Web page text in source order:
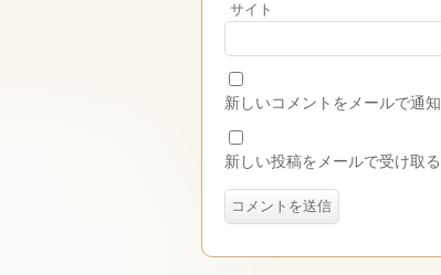
サイト
新しいコメントをメールで通知
新しい投稿をメールで受け取る